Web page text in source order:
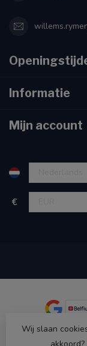
Informatie
Mijn account
€
© Copyright 2026
Wij slaan